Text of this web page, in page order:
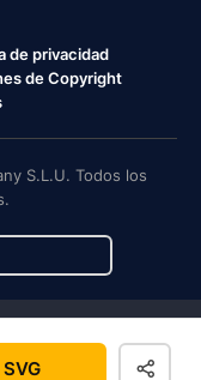
SVG
de privacidad
de Copyright
S.L.U. Todos los